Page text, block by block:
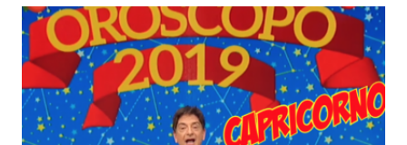
ShowBiz
News Cinema
News Musica
Social News
News dal mondo